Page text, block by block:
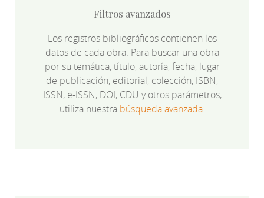
Filtros avanzados
Los registros bibliográficos contienen los
datos de cada obra. Para buscar una obra
por su temática, título, autoría, fecha, lugar
de publicación, editorial, colección, ISBN,
ISSN, e-ISSN, DOI, CDU y otros parámetros,
utiliza nuestra búsqueda avanzada.